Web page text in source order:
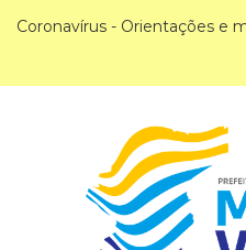
Coronavírus - Orientações e